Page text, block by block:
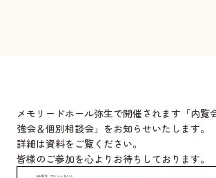
メモリードホール弥生で開催されます「内覧
強会＆個別相談会」をお知らせいたします。
詳細は資料をご覧ください。
皆様のご参加を心よりお待ちしております。